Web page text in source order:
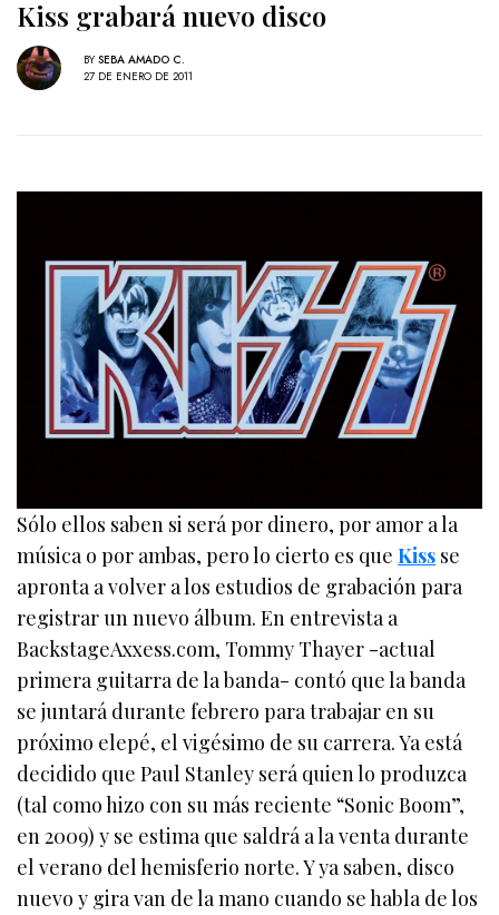
Kiss grabará nuevo disco
BY SEBA AMADO C.
27 DE ENERO DE 2011
Sólo ellos saben si será por dinero, por amor a la
música o por ambas, pero lo cierto es queKiss se
apronta a volver a los estudios de grabación para
registrar un nuevo álbum. En entrevista a
BackstageAxxess.com, Tommy Thayer -actual
primera guitarra de la banda- contó que la banda
se juntará durante febrero para trabajar en su
próximo elepé, el vigésimo de su carrera. Ya está
decidido que Paul Stanley será quien lo produzca
(tal como hizo con su más reciente “Sonic Boom”,
en 2009) y se estima que saldrá a la venta durante
el verano del hemisferio norte. Y ya saben, disco
nuevo y gira van de la mano cuando se habla de los